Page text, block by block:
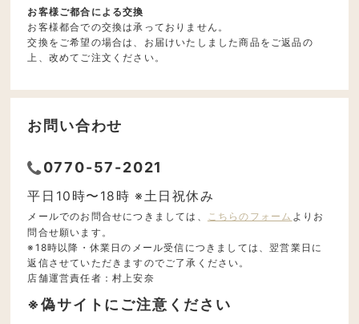
お客様ご都合による交換
お客様都合での交換は承っておりません。
交換をご希望の場合は、お届けいたしました商品をご返品の
上、改めてご注文ください。
お問い合わせ
0770-57-2021
平日10時〜18時 ※土日祝休み
メールでのお問合せにつきましては、 こちらのフォーム よりお
問合せ願います。
※18時以降・休業日のメール受信につきましては、翌営業日に
返信させていただきますのでご了承ください。
店舗運営責任者：村上安奈
※偽サイトにご注意ください